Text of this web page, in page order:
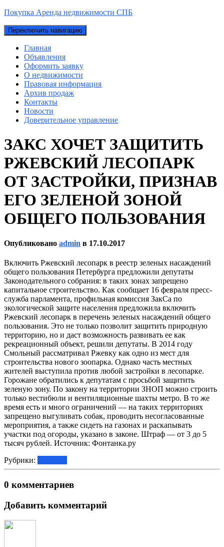
Покупка Аренда недвижимости СПБ
Переключить навигацию
Главная
Объявления
Оформить заявку
О недвижимости
Правовая информация
Архив продаж
Контакты
Новости
Доверительное управление
ЗАКС ХОЧЕТ ЗАЩИТИТЬ
РЖЕВСКИЙ ЛЕСОПАРК
ОТ ЗАСТРОЙКИ, ПРИЗНАВ
ЕГО ЗЕЛЕНОЙ ЗОНОЙ
ОБЩЕГО ПОЛЬЗОВАНИЯ
Опубликовано admin в 17.10.2017
Включить Ржевский лесопарк в реестр зеленых насаждений
общего пользования Петербурга предложили депутаты
Законодательного собрания: в таких зонах запрещено
капитальное строительство. Как сообщает 16 февраля пресс-
служба парламента, профильная комиссия ЗакСа по
экологической защите населения предложила включить
Ржевский лесопарк в перечень зеленых насаждений общего
пользования. Это не только позволит защитить природную
территорию, но и даст возможность развивать ее как
рекреационный объект, решили депутаты. В 2014 году
Смольный рассматривал Ржевку как одно из мест для
строительства нового зоопарка. Однако часть местных
жителей выступила против любой застройки в лесопарке.
Горожане обратились к депутатам с просьбой защитить
зеленую зону. По закону на территории ЗНОП можно строить
только вестибюли и вентиляционные шахты метро. В то же
время есть и много ограничений — на таких территориях
запрещено выгуливать собак, проводить несогласованные
мероприятия, а также сидеть на газонах и раскапывать
участки под огороды, указано в законе. Штраф — от 3 до 5
тысяч рублей. Источник: Фонтанка.ру
Рубрики:
0 комментариев
Добавить комментарий